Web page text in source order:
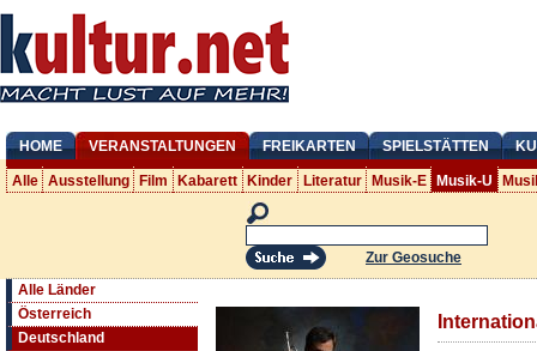
HOME VERANSTALTUNGEN FREIKARTEN SPIELSTÄTTEN
Alle Ausstellung Film Kabarett Kinder Literatur Musik-E Musik-U
Zur Geosuche
Alle Länder
Österreich
Deutschland